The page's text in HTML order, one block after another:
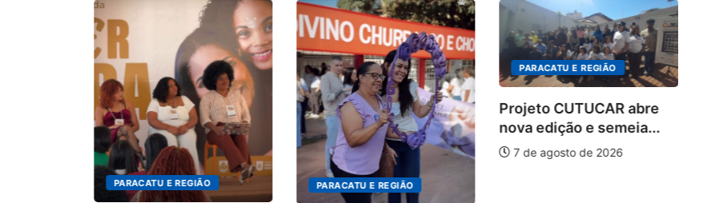
PARACATU E REGIÃO PARACATU E REGIÃO
PARACATU E REGIÃO
Projeto CUTUCAR abre
nova edição e semeia...
7 de agosto de 2026